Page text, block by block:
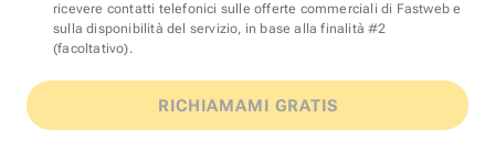
ricevere contatti telefonici sulle offerte commerciali di Fastweb e
sulla disponibilità del servizio, in base alla finalità #2
(facoltativo).
RICHIAMAMI GRATIS